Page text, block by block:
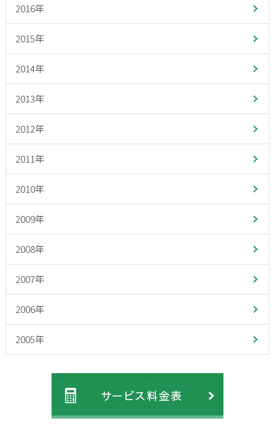
2016年
2015年
2014年
2013年
2012年
2011年
2010年
2009年
2008年
2007年
2006年
2005年